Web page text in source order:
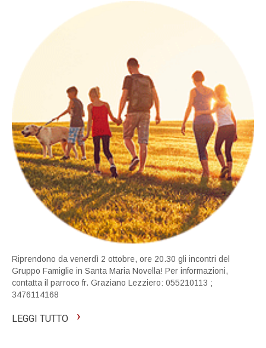
Riprendono da venerdì 2 ottobre, ore 20.30 gli incontri del
Gruppo Famiglie in Santa Maria Novella! Per informazioni,
contatta il parroco fr. Graziano Lezziero: 055210113 ;
3476114168
LEGGI TUTTO ›